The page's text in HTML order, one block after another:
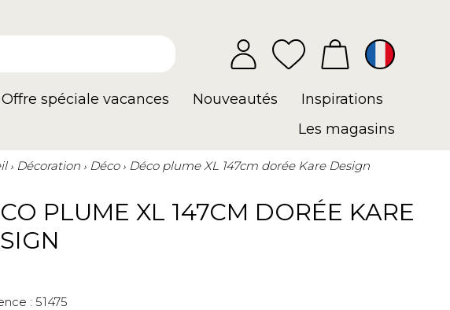
Offre spéciale vacances Nouveautés
Inspirations
Les magasins
Décoration Déco Déco plume XL 147cm dorée Kare Design
PLUME XL 147CM DORÉE KARE
: 51475